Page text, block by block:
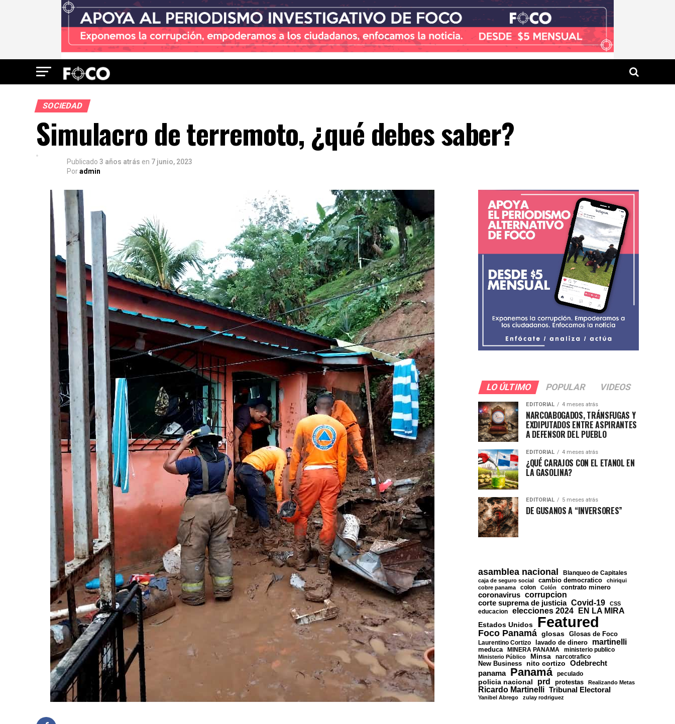
SOCIEDAD
Simulacro de terremoto, ¿qué debes saber?
Publicado 3 años atrás en 7 junio, 2023
Poradmin
LO ÚLTIMO POPULAR VIDEOS
EDITORIAL 4 meses atrás
NARCOABOGADOS, TRÁNSFUGAS Y
EXDIPUTADOS ENTRE ASPIRANTES
A DEFENSOR DEL PUEBLO
EDITORIAL 4 meses atrás
¿QUÉ CARAJOS CON EL ETANOL EN
LA GASOLINA?
EDITORIAL 5 meses atrás
DE GUSANOS A “INVERSORES”
asamblea nacional Blanqueo de Capitales
caja de seguro social cambio democratico
chiriqui
cobre panama
colon Colón contrato minero
coronavirus corrupcion
corte suprema de justicia Covid-19 CSS
educacion elecciones 2024 EN LA MIRA
Estados Unidos Featured
Foco Panamá glosas Glosas de Foco
Laurentino Cortizo lavado de dinero martinelli
meduca MINERA PANAMA ministerio publico
Ministerio Público Minsa
narcotrafico
New Business
nito cortizo Odebrecht
panama Panamá peculado
policia nacional prd protestas Realizando Metas
Ricardo Martinelli Tribunal Electoral
Yanibel Abrego zulay rodriguez